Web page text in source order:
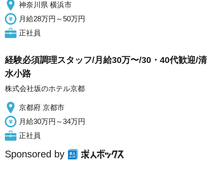
神奈川県 横浜市
月給28万円～50万円
正社員
経験必須調理スタッフ/月給30万〜/30・40代歓迎/清
水小路
株式会社坂のホテル京都
京都府 京都市
月給30万円～34万円
正社員
Sponsored by